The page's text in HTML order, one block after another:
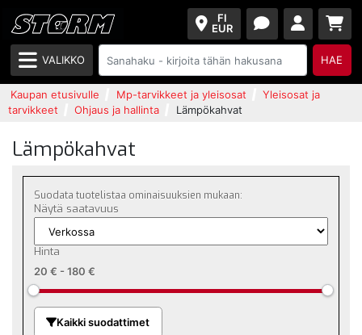
FI
EUR
VALIKKO HAE
Kaupan etusivulle Mp-tarvikkeet ja yleisosat
Yleisosat ja
tarvikkeet
Ohjaus ja hallinta Lämpökahvat
Lämpökahvat
Suodata tuotelistaa ominaisuuksien mukaan:
Näytä saatavuus
Hinta
20 € - 180 €
Kaikki suodattimet